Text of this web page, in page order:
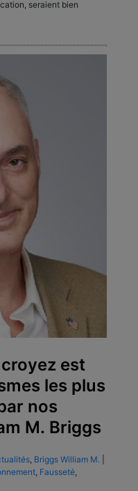
seraient bien
est
les plus
nos
M. Briggs
, Briggs William M.
, Fausseté,